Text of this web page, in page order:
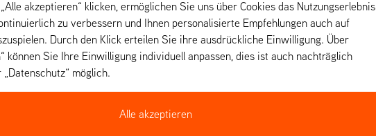
akzeptieren“ klicken, ermöglichen Sie uns über Cookies das Nutzungserlebnis
zu verbessern und Ihnen personalisierte Empfehlungen auch auf
Durch den Klick erteilen Sie ihre ausdrückliche Einwilligung. Über
können Sie Ihre Einwilligung individuell anpassen, dies ist auch nachträglich
möglich.
Alle akzeptieren